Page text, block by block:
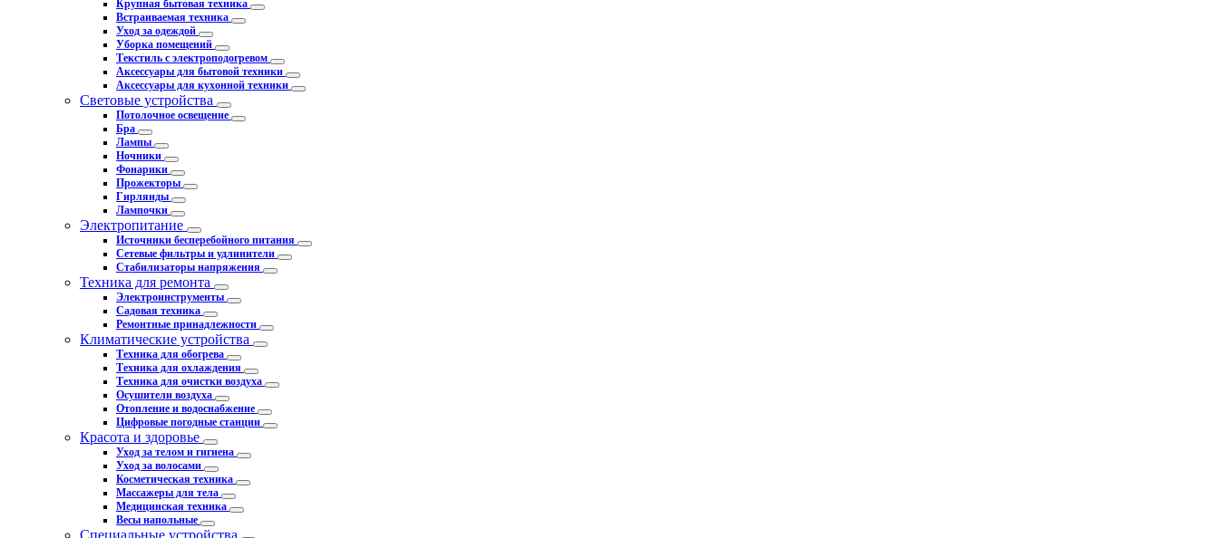
Крупная бытовая техника
Встраиваемая техника
Уход за одеждой
Уборка помещений
Текстиль с электроподогревом
Аксессуары для бытовой техники
Аксессуары для кухонной техники
Световые устройства
Потолочное освещение
Бра
Лампы
Ночники
Фонарики
Прожекторы
Гирлянды
Лампочки
Электропитание
Источники бесперебойного питания
Сетевые фильтры и удлинители
Стабилизаторы напряжения
Техника для ремонта
Электроинструменты
Садовая техника
Ремонтные принадлежности
Климатические устройства
Техника для обогрева
Техника для охлаждения
Техника для очистки воздуха
Осушители воздуха
Отопление и водоснабжение
Цифровые погодные станции
Красота и здоровье
Уход за телом и гигиена
Уход за волосами
Косметическая техника
Массажеры для тела
Медицинская техника
Весы напольные